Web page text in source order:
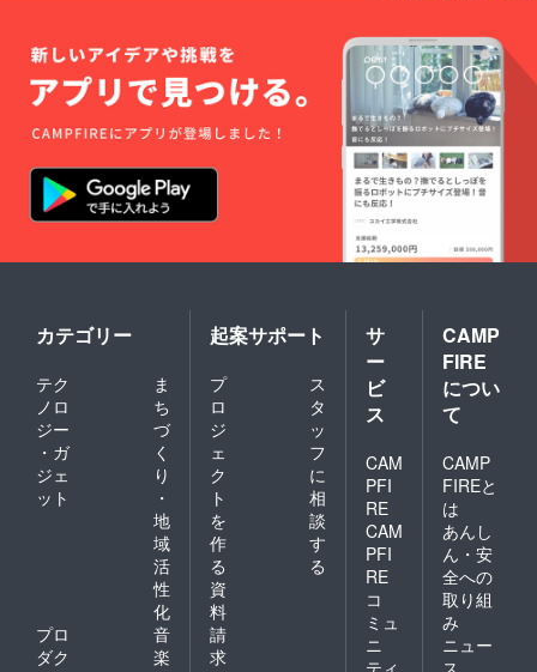
カテゴリー
テク
ノロ
ジー
・ガ
ジェ
ット
ま
ち
づ
く
り
・
地
域
活
性
化
プロ
ダク
音
楽
起案サポート
プ
ロ
ジ
ェ
ク
ト
を
作
る
ス
タ
ッ
フ
に
相
談
す
る
資
料
請
求
サ
ー
ビ
ス
CAM
PFI
RE
CAM
PFI
RE
コ
ミュ
ニ
CAMP
FIRE
につい
て
CAMP
FIREと
は
あんし
ん・安
全への
取り組
み
ニュー